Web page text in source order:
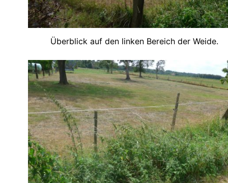
Überblick auf den linken Bereich der Weide.